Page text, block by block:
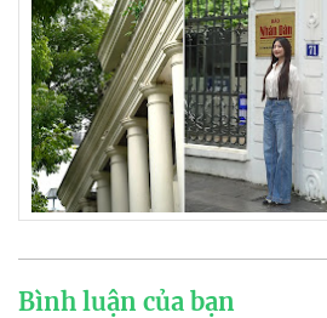
Bình luận của bạn